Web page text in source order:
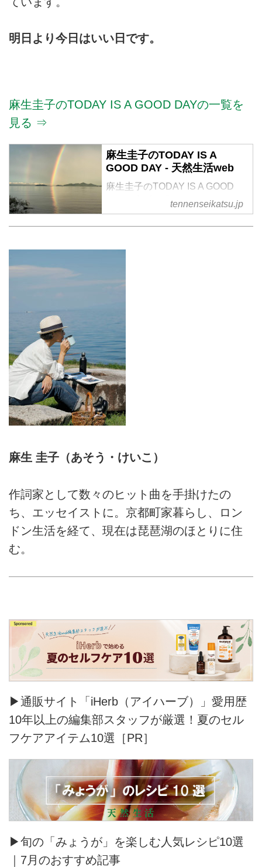
明日より今日はいい日です。
麻生圭子のTODAY IS A GOOD DAYの一覧を
見る ⇒
麻生圭子のTODAY IS A
GOOD DAY - 天然生活web
麻生圭子のTODAY IS A GOOD
DAY の記事一覧tennenseikatsu.jp
麻生 圭子（あそう・けいこ）
作詞家として数々のヒット曲を手掛けたの
ち、エッセイストに。京都町家暮らし、ロン
ドン生活を経て、現在は琵琶湖のほとりに住
む。
▶通販サイト「iHerb（アイハーブ）」愛用歴
10年以上の編集部スタッフが厳選！夏のセル
フケアアイテム10選［PR］
▶旬の「みょうが」を楽しむ人気レシピ10選
｜7月のおすすめ記事